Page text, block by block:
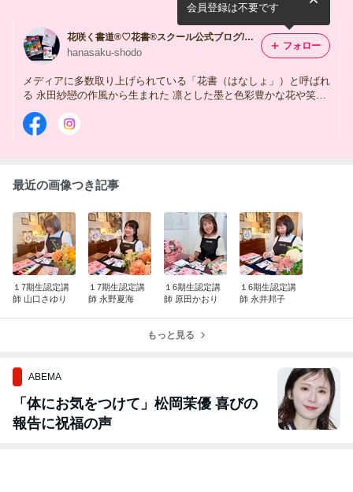
花咲く書道®♡花書®スクール公式ブログ/花咲く書道教室
hanasaku-shodo
メディアに多数取り上げられている「花書（はなしょ」）と呼ばれ
る 永田紗戀の作風から生まれた 凛とした墨と色彩豊かな花や笑顔
内や認定講師の養成講座についての公式ブログです。
会員登録は不要です
フォロー
最近の画像つき記事
１7期生認定講
師 山口さゆり
１7期生認定講
師 永野夏海
１6期生認定講
師 原田かおり
１6期生認定講
師 永井邦子
もっと見る
ABEMA
「体にお気をつけて」松岡茉優 喜びの
報告に祝福の声